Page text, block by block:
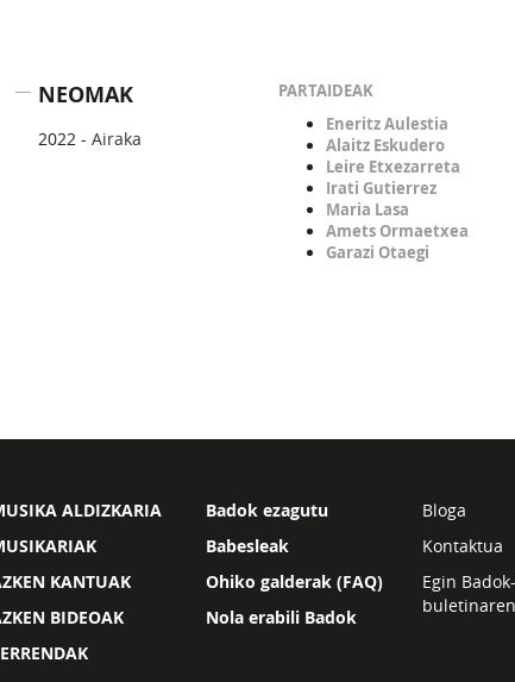
NEOMAK
2022 - Airaka
PARTAIDEAK
Eneritz Aulestia
Alaitz Eskudero
Leire Etxezarreta
Irati Gutierrez
Maria Lasa
Amets Ormaetxea
Garazi Otaegi
ALDIZKARIA
KANTUAK
BIDEOAK
Badok ezagutu
Babesleak
Ohiko galderak (FAQ)
Nola erabili Badok
Bloga
Kontaktua
Egin